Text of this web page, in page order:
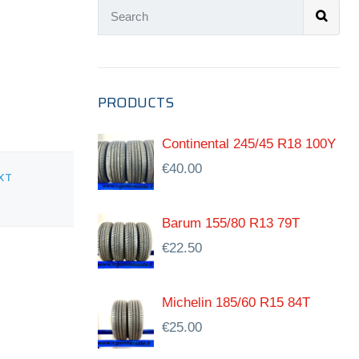
PRODUCTS
Continental 245/45 R18 100Y
€40.00
Barum 155/80 R13 79T
€22.50
Michelin 185/60 R15 84T
€25.00